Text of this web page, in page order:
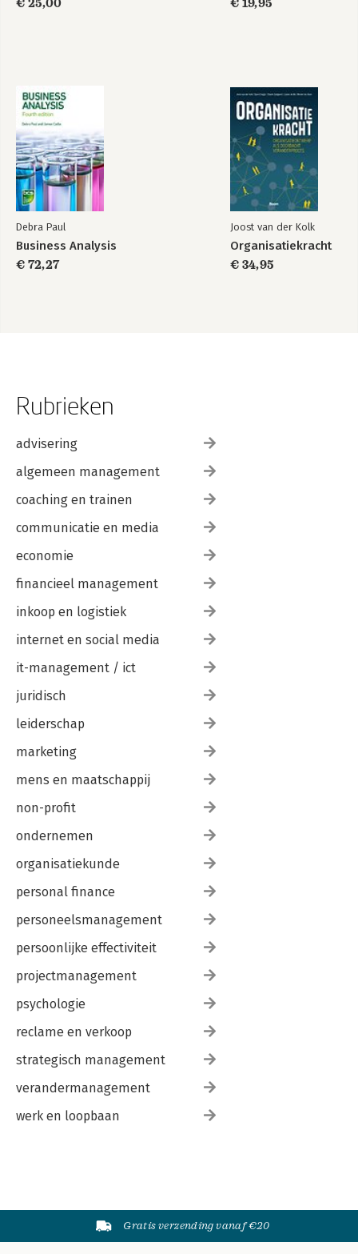
Autonome wapens 150
Waar zit het plafond? 165
En de arbeidsmarkt? 166
BRONNEN 173
€ 25,00 € 19,95
Debra Paul
Business Analysis
€ 72,27
Joost van der Kolk
Organisatiekracht
€ 34,95
Rubrieken
advisering
algemeen management
coaching en trainen
communicatie en media
economie
financieel management
inkoop en logistiek
internet en social media
it-management / ict
juridisch
leiderschap
marketing
mens en maatschappij
non-profit
ondernemen
organisatiekunde
personal finance
personeelsmanagement
persoonlijke effectiviteit
projectmanagement
psychologie
reclame en verkoop
strategisch management
verandermanagement
werk en loopbaan
Gratis verzending vanaf €20